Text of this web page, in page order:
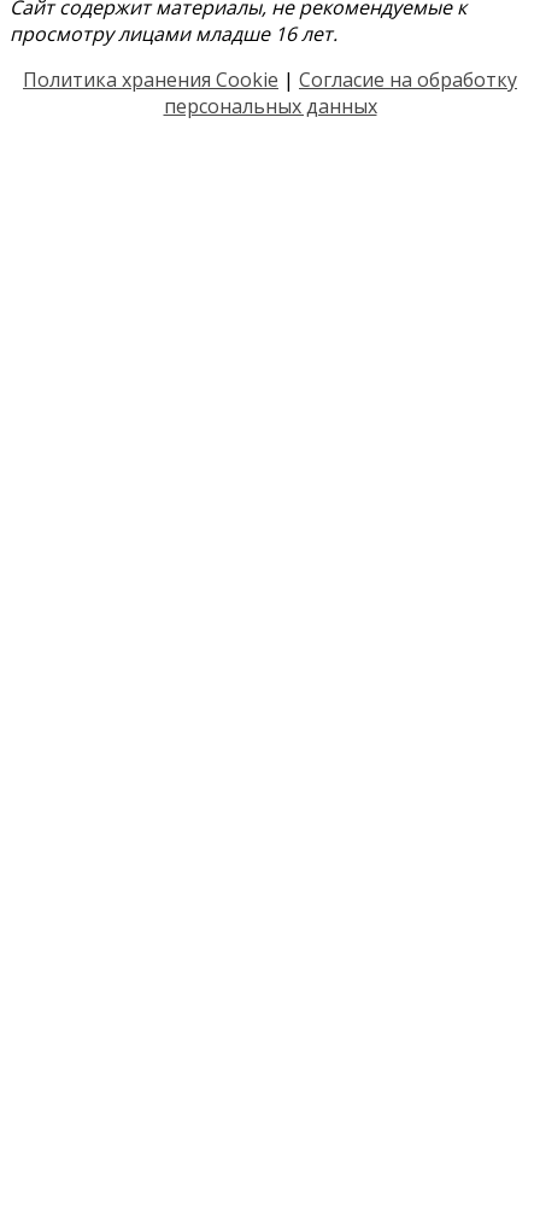
Сайт содержит материалы, не рекомендуемые к
просмотру лицами младше 16 лет.
Политика хранения Cookie | Согласие на обработку
персональных данных